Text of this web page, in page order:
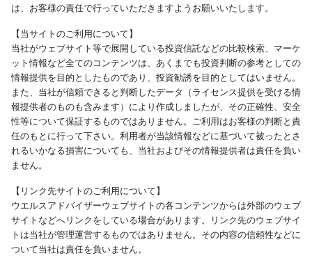
は、お客様の責任で行っていただきますようお願いいたします。
【当サイトのご利用について】
当社がウェブサイト等で展開している投資信託などの比較検索、マーケ
ット情報など全てのコンテンツは、あくまでも投資判断の参考としての
情報提供を目的としたものであり、投資勧誘を目的としてはいません。
また、当社が信頼できると判断したデータ（ライセンス提供を受ける情
報提供者のものも含みます）により作成しましたが、その正確性、安全
性等について保証するものではありません。ご利用はお客様の判断と責
任のもとに行って下さい。利用者が当該情報などに基づいて被ったとさ
れるいかなる損害についても、当社およびその情報提供者は責任を負い
ません。
【リンク先サイトのご利用について】
ウエルスアドバイザーウェブサイトの各コンテンツからは外部のウェブ
サイトなどへリンクをしている場合があります。リンク先のウェブサイ
トは当社が管理運営するものではありません。その内容の信頼性などに
ついて当社は責任を負いません。